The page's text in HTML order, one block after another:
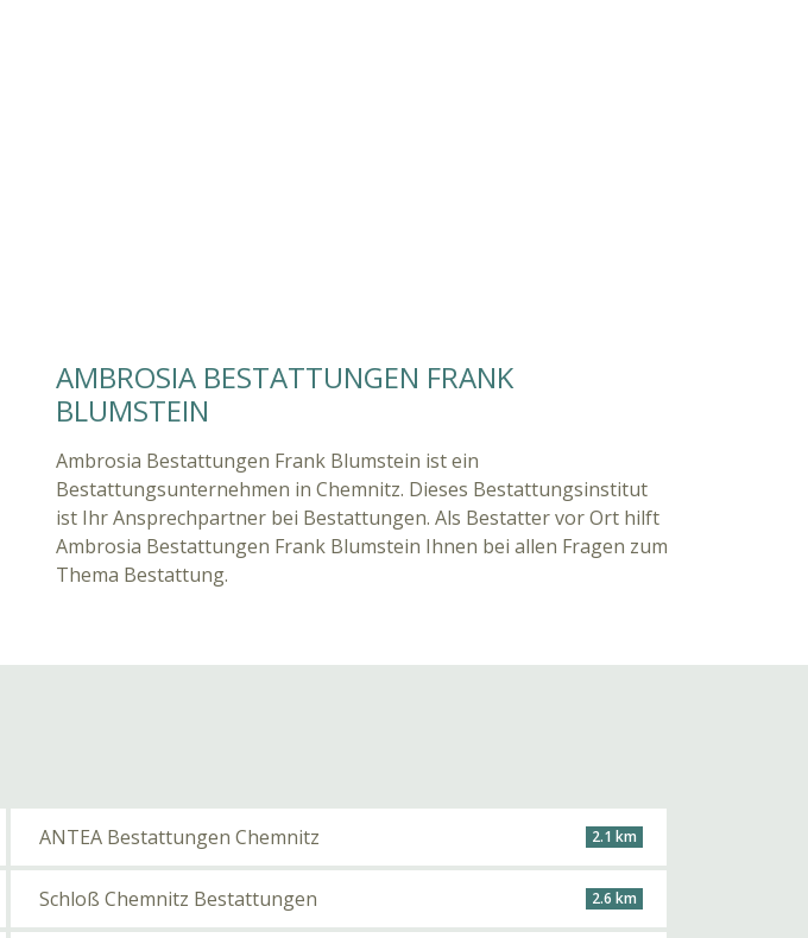
AMBROSIA BESTATTUNGEN FRANK
BLUMSTEIN
Ambrosia Bestattungen Frank Blumstein ist ein
Bestattungsunternehmen in Chemnitz. Dieses Bestattungsinstitut
ist Ihr Ansprechpartner bei Bestattungen. Als Bestatter vor Ort hilft
Ambrosia Bestattungen Frank Blumstein Ihnen bei allen Fragen zum
Thema Bestattung.
ANTEA Bestattungen Chemnitz 2.1 km
Schloß Chemnitz Bestattungen 2.6 km